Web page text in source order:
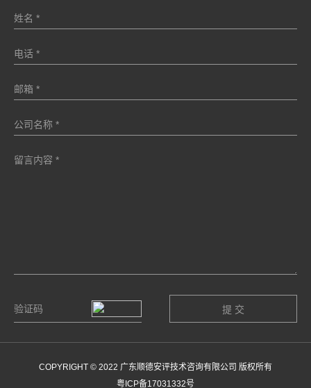
COPYRIGHT © 2022 广东顺德安评技术咨询有限公司 版权所有
粤ICP备17031332号